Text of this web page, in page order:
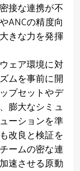
接な連携が不
ANCの精度向
きな力を発揮
ェア環境に対
ムを事前に開
プセットやデ
膨大なシミュ
ーションを準
改良と検証を
ームの密な連
速させる原動